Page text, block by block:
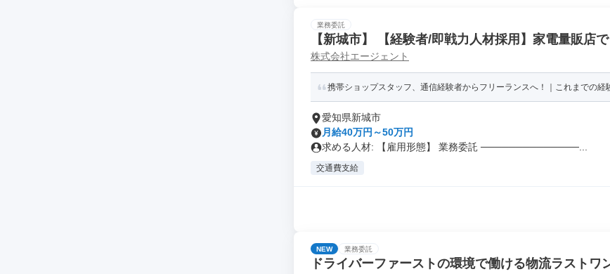
業務委託
【新城市】 【経験者/即戦力人材採用】家電量販店
S/PT)
株式会社エージェント
携帯ショップスタッフ、通信経験者からフリーランスへ！｜これまでの経
愛知県新城市
月給40万円～50万円
求める人材: 【雇用形態】 業務委託 ──────────────...
交通費支給
NEW 業務委託
ドライバーファーストの環境で働ける物流ラストワ